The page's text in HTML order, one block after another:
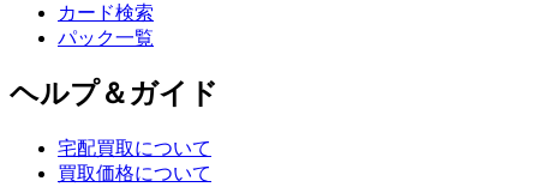
カード検索
パック一覧
ヘルプ＆ガイド
宅配買取について
買取価格について